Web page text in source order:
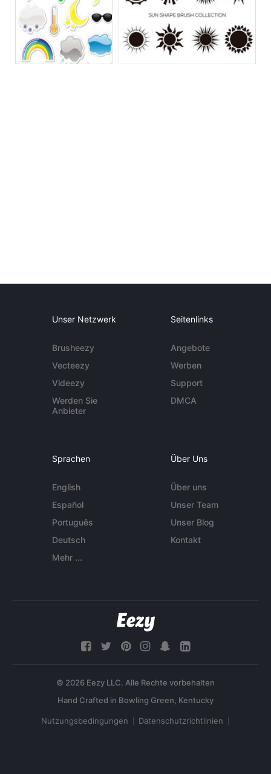
Unser Netzwerk
Brusheezy
Vecteezy
Videezy
Werden Sie
Anbieter
Seitenlinks
Angebote
Werben
Support
DMCA
Sprachen
English
Español
Português
Deutsch
Mehr ...
Über Uns
Über uns
Unser Team
Unser Blog
Kontakt
© 2026 Eezy LLC. Alle Rechte vorbehalten
Nutzungsbedingungen Datenschutzrichtlinien